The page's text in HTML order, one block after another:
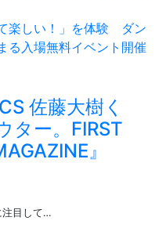
楽しい！」を体験 ダン
る入場無料イベント開催
佐藤大樹く
ター。FIRST
』
注目して…